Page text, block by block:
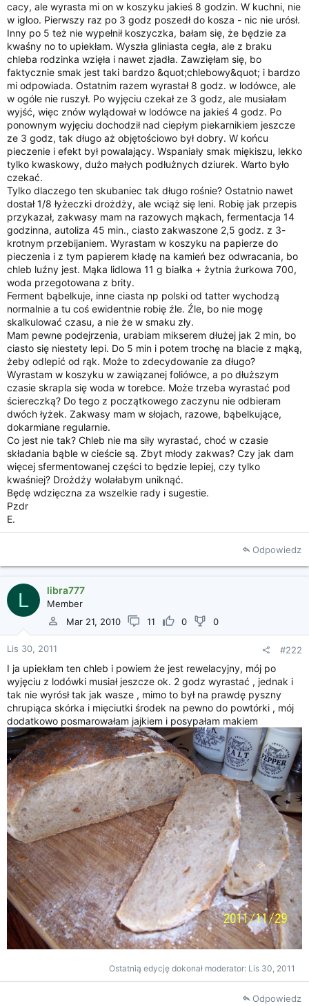
cacy, ale wyrasta mi on w koszyku jakieś 8 godzin. W kuchni, nie
w igloo. Pierwszy raz po 3 godz poszedł do kosza - nic nie urósł.
Inny po 5 też nie wypełnił koszyczka, bałam się, że będzie za
kwaśny no to upiekłam. Wyszła gliniasta cegła, ale z braku
chleba rodzinka wzięła i nawet zjadła. Zawzięłam się, bo
faktycznie smak jest taki bardzo &quot;chlebowy&quot; i bardzo
mi odpowiada. Ostatnim razem wyrastał 8 godz. w lodówce, ale
w ogóle nie ruszył. Po wyjęciu czekał ze 3 godz, ale musiałam
wyjść, więc znów wylądował w lodówce na jakieś 4 godz. Po
ponownym wyjęciu dochodził nad ciepłym piekarnikiem jeszcze
ze 3 godz, tak długo aż objętościowo był dobry. W końcu
pieczenie i efekt był powalający. Wspaniały smak miękiszu, lekko
tylko kwaskowy, dużo małych podłużnych dziurek. Warto było
czekać.
Tylko dlaczego ten skubaniec tak długo rośnie? Ostatnio nawet
dostał 1/8 łyżeczki drożdży, ale wciąż się leni. Robię jak przepis
przykazał, zakwasy mam na razowych mąkach, fermentacja 14
godzinna, autoliza 45 min., ciasto zakwaszone 2,5 godz. z 3-
krotnym przebijaniem. Wyrastam w koszyku na papierze do
pieczenia i z tym papierem kładę na kamień bez odwracania, bo
chleb luźny jest. Mąka lidlowa 11 g białka + żytnia żurkowa 700,
woda przegotowana z brity.
Ferment bąbelkuje, inne ciasta np polski od tatter wychodzą
normalnie a tu coś ewidentnie robię źle. Źle, bo nie mogę
skalkulować czasu, a nie że w smaku zły.
Mam pewne podejrzenia, urabiam mikserem dłużej jak 2 min, bo
ciasto się niestety lepi. Do 5 min i potem trochę na blacie z mąką,
żeby odlepić od rąk. Może to zdecydowanie za długo?
Wyrastam w koszyku w zawiązanej foliówce, a po dłuższym
czasie skrapla się woda w torebce. Może trzeba wyrastać pod
ściereczką? Do tego z początkowego zaczynu nie odbieram
dwóch łyżek. Zakwasy mam w słojach, razowe, bąbelkujące,
dokarmiane regularnie.
Co jest nie tak? Chleb nie ma siły wyrastać, choć w czasie
składania bąble w cieście są. Zbyt młody zakwas? Czy jak dam
więcej sfermentowanej części to będzie lepiej, czy tylko
kwaśniej? Drożdży wolałabym uniknąć.
Będę wdzięczna za wszelkie rady i sugestie.
Pzdr
E.
Odpowiedz
L libra777
Member
Mar 21, 2010
11 0 0
Lis 30, 2011 #222
I ja upiekłam ten chleb i powiem że jest rewelacyjny, mój po
wyjęciu z lodówki musiał jeszcze ok. 2 godz wyrastać , jednak i
tak nie wyrósł tak jak wasze , mimo to był na prawdę pyszny
chrupiąca skórka i mięciutki środek na pewno do powtórki , mój
dodatkowo posmarowałam jajkiem i posypałam makiem
Ostatnią edycję dokonał moderator: Lis 30, 2011
Odpowiedz